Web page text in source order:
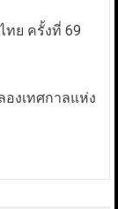
ทย ครั้งที่ 69
งเทศกาลแห่ง